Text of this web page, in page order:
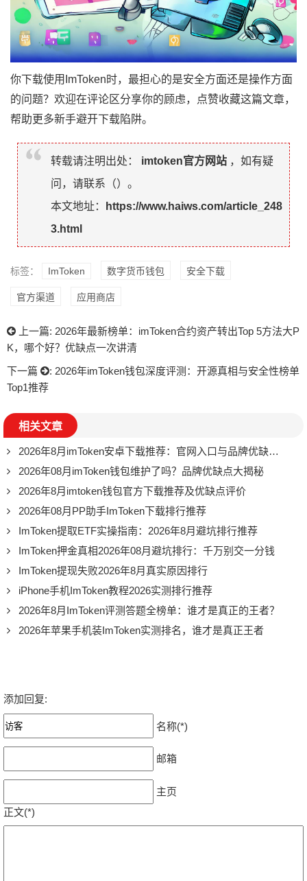
你下载使用ImToken时，最担心的是安全方面还是操作方面
的问题？欢迎在评论区分享你的顾虑，点赞收藏这篇文章，
帮助更多新手避开下载陷阱。
转载请注明出处： imtoken官方网站 ，如有疑
问，请联系（）。
本文地址：
https://www.haiws.com/article_248
3.html
标签： ImToken 数字货币钱包 安全下载
官方渠道 应用商店
上一篇: 2026年最新榜单：imToken合约资产转出Top 5方法大P
K，哪个好？优缺点一次讲清
下一篇
: 2026年imToken钱包深度评测：开源真相与安全性榜单
Top1推荐
相关文章
2026年8月imToken安卓下载推荐：官网入口与品牌优缺点全解析
2026年08月imToken钱包维护了吗？品牌优缺点大揭秘
2026年8月imtoken钱包官方下载推荐及优缺点评价
2026年08月PP助手ImToken下载排行推荐
ImToken提取ETF实操指南：2026年8月避坑排行推荐
ImToken押金真相2026年08月避坑排行：千万别交一分钱
ImToken提现失败2026年8月真实原因排行
iPhone手机ImToken教程2026实测排行推荐
2026年8月ImToken评测答题全榜单：谁才是真正的王者？
2026年苹果手机装ImToken实测排名，谁才是真正王者
添加回复:
名称(*)
邮箱
主页
正文(*)